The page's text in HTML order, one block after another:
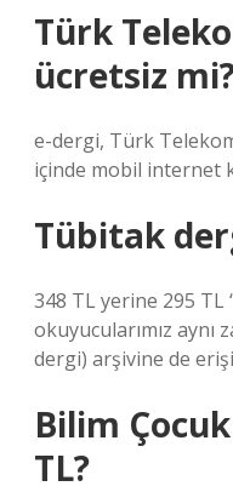
Türk
ücretsiz
e-dergi, Türk
içinde mobil internet
Tübitak
348 TL yerine 295 TL
okuyucularımız aynı
dergi) arşivine de
Bilim
TL?